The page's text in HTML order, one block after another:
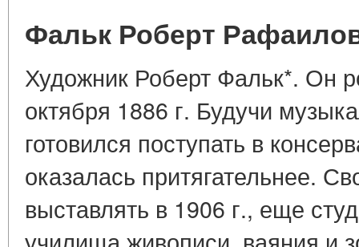
Фальк Роберт
Художник Роберт Фальк*. Он
октября 1886 г. Будучи
готовился поступать в
оказалась притягательнее.
выставлять в 1906 г., еще